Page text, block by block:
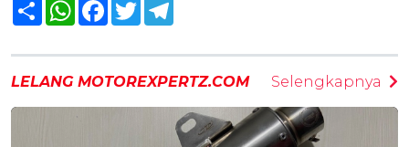
Share WhatsAppFacebook
Twitter
LELANG MOTOREXPERTZ.COM Selengkapnya